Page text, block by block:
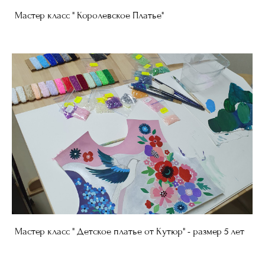
Мастер класс " Королевское Платье"
Мастер класс " Детское платье от Кутюр" - размер 5 лет